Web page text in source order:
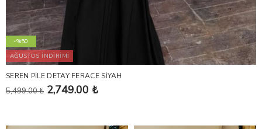
-%50
AĞUSTOS İNDİRİMİ
SEREN PİLE DETAY FERACE SİYAH
5,499.00 ₺ 2,749.00 ₺